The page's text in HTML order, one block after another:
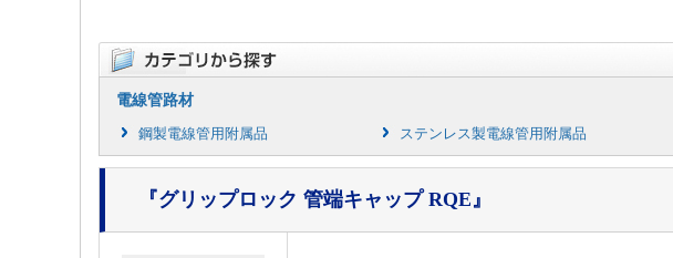
電線管路材
鋼製電線管用附属品
ステンレス製電線管用附属品
『グリップロック 管端キャップ RQE』